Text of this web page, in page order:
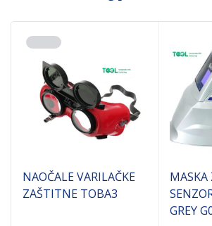
NAOČALE VARILAČKE
ZAŠTITNE TOBA3
MASKA
GREY